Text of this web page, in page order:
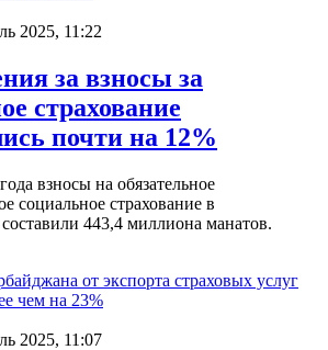
2025, 11:22
за взносы за
страхование
почти на 12%
взносы на обязательное
социальное страхование в
443,4 миллиона манатов.
2025, 11:07